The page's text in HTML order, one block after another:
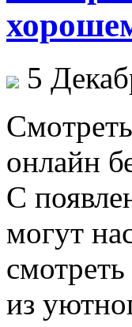
5
онлайн
С
могут
из